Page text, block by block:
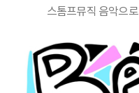
스톰프뮤직 음악으